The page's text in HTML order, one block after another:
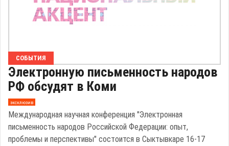
СОБЫТИЯ
Электронную письменность народов
РФ обсудят в Коми
эксклюзив
Международная научная конференция "Электронная
письменность народов Российской Федерации: опыт,
проблемы и перспективы" состоится в Сыктывкаре 16-17